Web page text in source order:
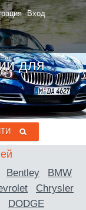
Вход
для
Bentley
BMW
Chrysler
DODGE